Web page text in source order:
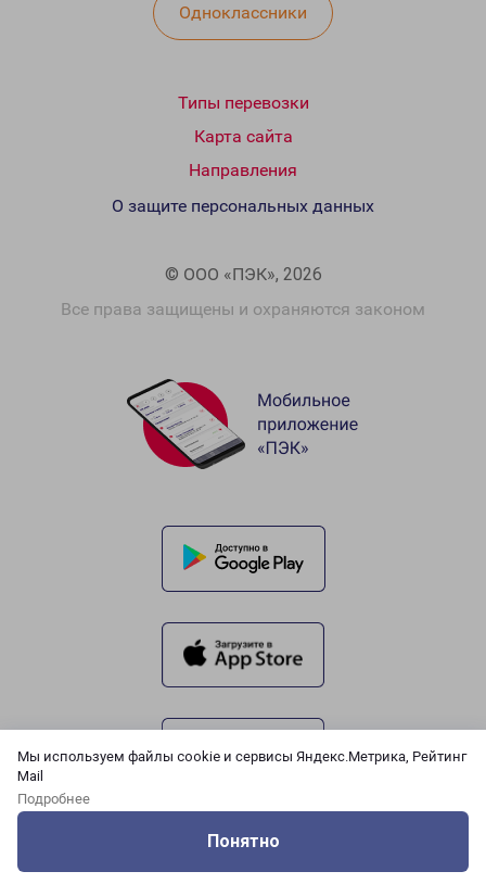
Мы используем файлы cookie и сервисы Яндекс.Метрика, Рейтинг
Mail
Подробнее
Понятно
Одноклассники
Типы перевозки
Карта сайта
Направления
© ООО «ПЭК», 2026
Все права защищены и охраняются законом
О защите персональных данных